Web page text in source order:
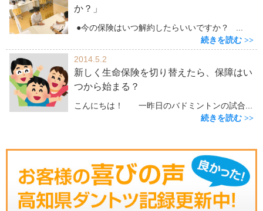
か？」
●今の保険はいつ解約したらいいですか？ ...
続きを読む
2014.5.2
新しく生命保険を切り替えたら、保障はい
つから始まる？
こんにちは！ 一昨日のバドミントンの試合...
続きを読む